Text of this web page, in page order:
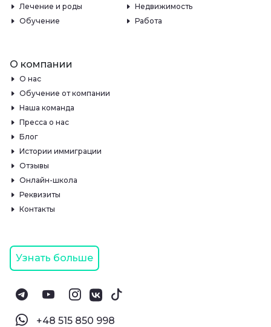
Лечение и роды
Недвижимость
Обучение
Работа
О компании
О нас
Обучение от компании
Наша команда
Пресса о нас
Блог
Истории иммиграции
Отзывы
Онлайн-школа
Реквизиты
Контакты
Узнать больше
‪+48 515 850 998‬